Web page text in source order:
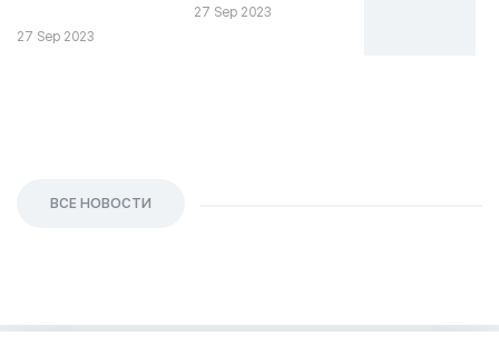
27 Sep 2023
27 Sep 2023
ВСЕ НОВОСТИ